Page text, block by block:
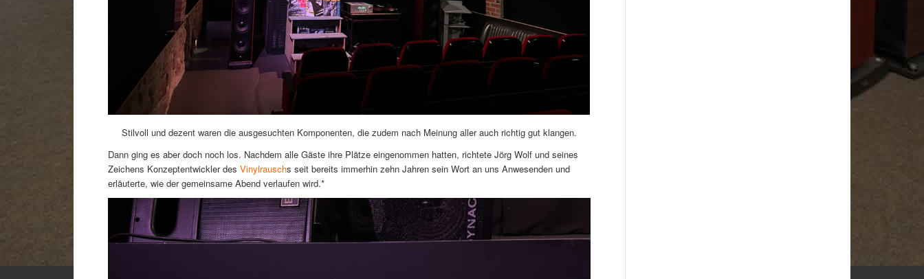
Stilvoll und dezent waren die ausgesuchten Komponenten, die zudem nach Meinung aller auch richtig gut klangen.
Dann ging es aber doch noch los. Nachdem alle Gäste ihre Plätze eingenommen hatten, richtete Jörg Wolf und seines
Zeichens Konzeptentwickler des Vinylrauschs seit bereits immerhin zehn Jahren sein Wort an uns Anwesenden und
erläuterte, wie der gemeinsame Abend verlaufen wird.*